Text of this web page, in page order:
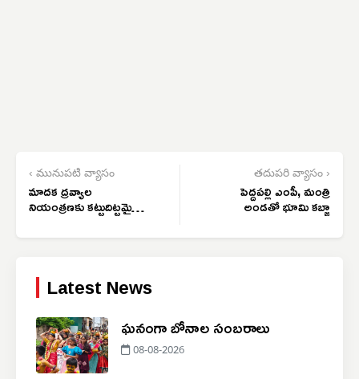
‹ మునుపటి వ్యాసం
మాదక ద్రవ్యాల
నియంత్రణకు కట్టుదిట్టమైన
తదుపరి వ్యాసం ›
పెద్దపల్లి ఎంపీ, మంత్రి
అండతో భూమి కబ్జా
Latest News
ఘనంగా బోనాల సంబరాలు
08-08-2026